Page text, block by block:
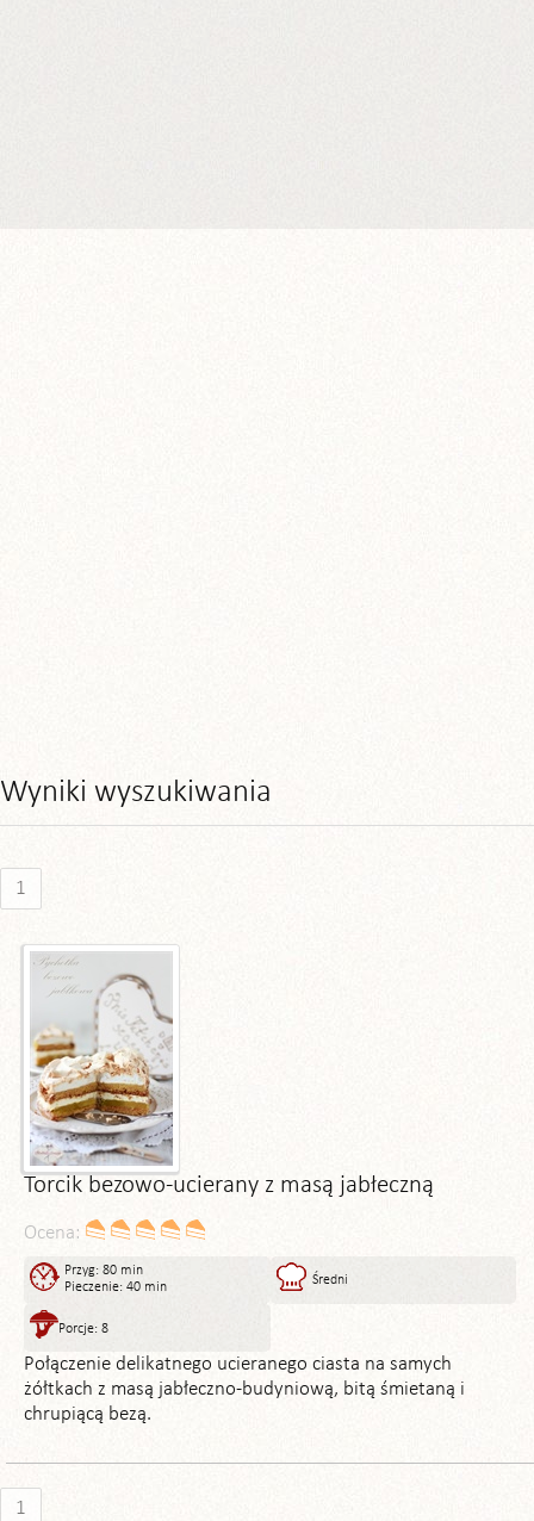
Wyniki wyszukiwania
1
Torcik bezowo-ucierany z masą jabłeczną
Ocena:
Przyg: 80 min
Pieczenie: 40 min
Średni
Porcje: 8
Połączenie delikatnego ucieranego ciasta na samych
żółtkach z masą jabłeczno-budyniową, bitą śmietaną i
chrupiącą bezą.
1